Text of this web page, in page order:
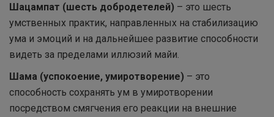
Шацампат (шесть добродетелей) – это шесть
умственных практик, направленных на стабилизацию
ума и эмоций и на дальнейшее развитие способности
видеть за пределами иллюзий майи.
Шама (успокоение, умиротворение) – это
способность сохранять ум в умиротворении
посредством смягчения его реакции на внешние